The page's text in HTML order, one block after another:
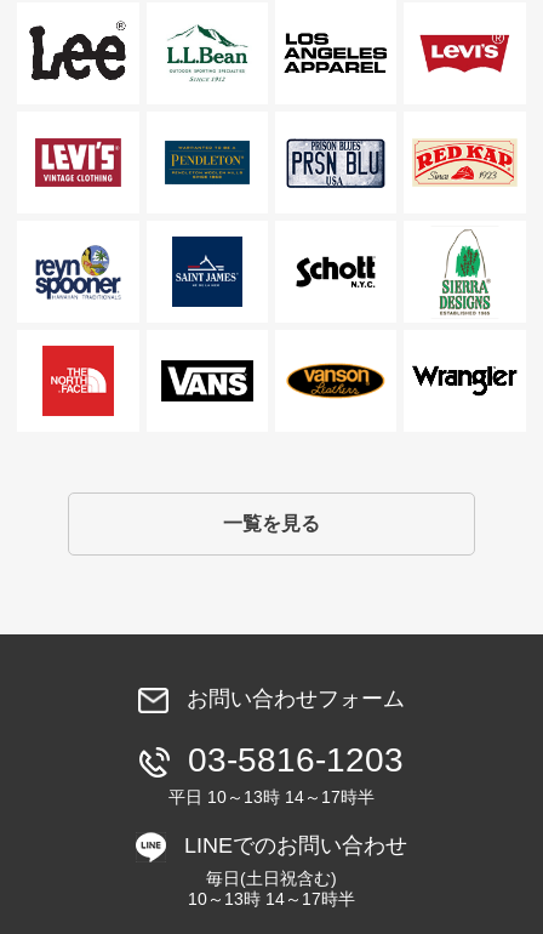
一覧を見る
お問い合わせフォーム
03-5816-1203
平日 10～13時 14～17時半
LINEでのお問い合わせ
毎日(土日祝含む)
10～13時 14～17時半